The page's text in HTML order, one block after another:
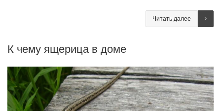
Читать далее
К чему ящерица в доме